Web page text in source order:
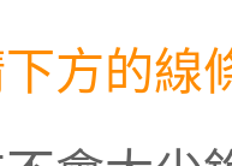
方的線